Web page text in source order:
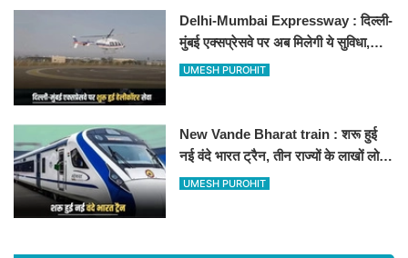
Delhi-Mumbai Expressway : दिल्ली-
मुंबई एक्सप्रेसवे पर अब मिलेगी ये सुविधा,
हेलीकॉप्टर सर्विस से तुरंत घायल पहुंचेगा
UMESH PUROHIT
New Vande Bharat train : शरू हुई
नई वंदे भारत ट्रैन, तीन राज्यों के लाखों लोगों
का सफर होगा आसान, देखें पूरा रूटमैप
UMESH PUROHIT